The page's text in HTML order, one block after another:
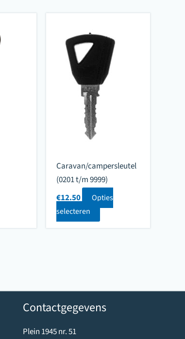
Caravan/campersleutel
(0201 t/m 9999)
€12.50
Opties
selecteren
Contactgegevens
Plein 1945 nr. 51